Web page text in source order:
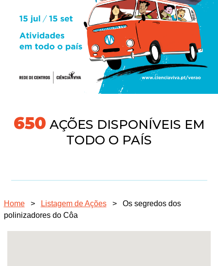
704 AÇÕES DISPONÍVEIS EM
TODO O PAÍS
Home > Listagem de Ações >
Os segredos dos
polinizadores do Côa